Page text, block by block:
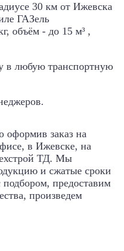
30 км от Ижевска
ГАЗель
объём - до 15 м³ ,
в любую транспортную
оформив заказ на
в Ижевске, на
ТД. Мы
и сжатые сроки
предоставим
произведем